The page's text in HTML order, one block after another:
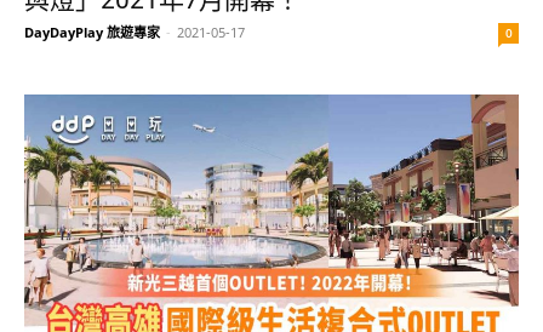
DayDayPlay 旅遊專家 - 2021-05-17 0